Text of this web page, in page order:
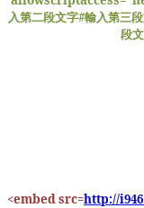
入第二段文字#輸入第三
段
<embed src=http://